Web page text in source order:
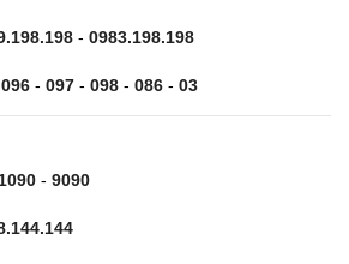
- 0983.198.198
096 - 097 - 098 - 086 - 03
- 9090